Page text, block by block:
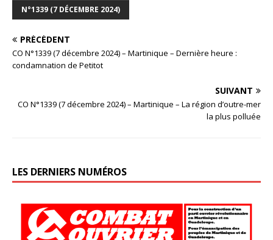
N°1339 (7 DÉCEMBRE 2024)
PRÉCÉDENT
CO N°1339 (7 décembre 2024) – Martinique – Dernière heure :
condamnation de Petitot
SUIVANT
CO N°1339 (7 décembre 2024) – Martinique – La région d’outre-mer
la plus polluée
LES DERNIERS NUMÉROS